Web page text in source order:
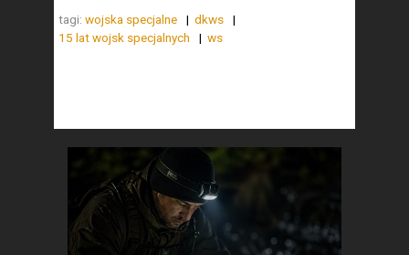
tagi: wojska specjalne
dkws
15 lat wojsk specjalnych
ws